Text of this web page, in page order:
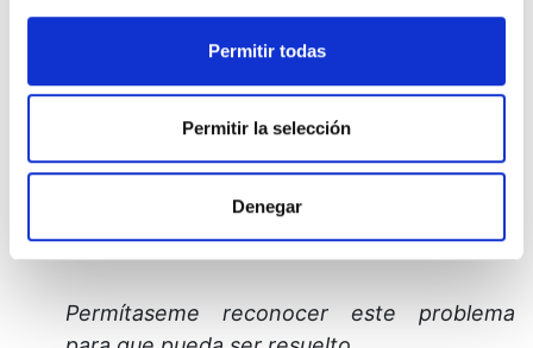
Permitir todas
Permitir la selección
Denegar
todos los problemas. Con este reconocimiento
arriba la paz.
se manifiestan los problemas. Cada vez que
parezca surgir alguna dificultad, di de inmediato:
Permítaseme reconocer este problema